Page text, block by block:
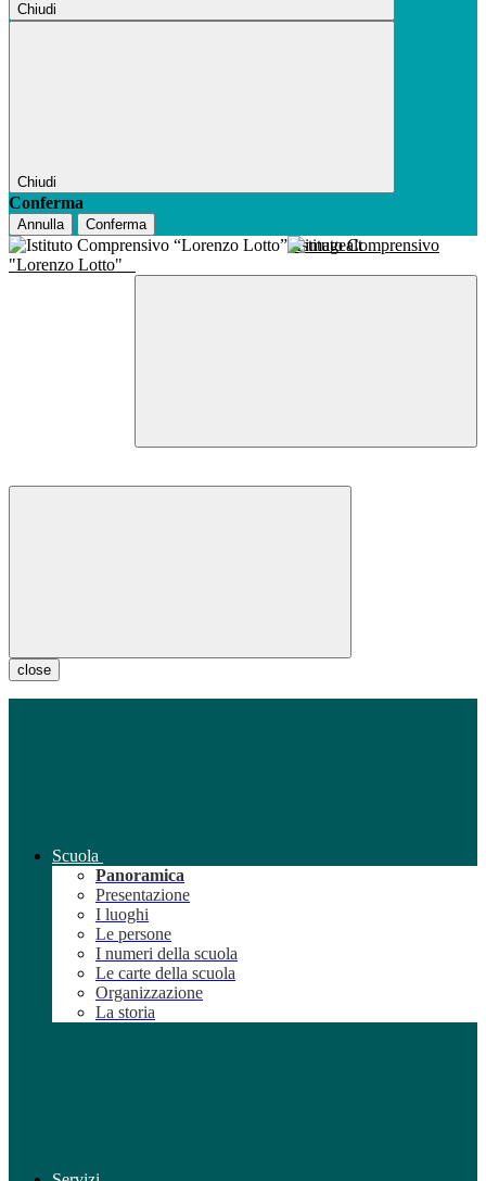
Chiudi
Chiudi
Conferma
Annulla Conferma
Istituto Comprensivo
"Lorenzo Lotto"
close
Scuola
Panoramica
Presentazione
I luoghi
Le persone
I numeri della scuola
Le carte della scuola
Organizzazione
La storia